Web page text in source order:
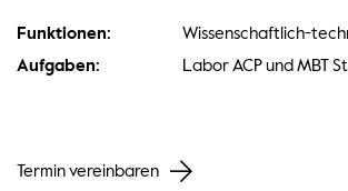
Funktionen:
Wissenschaftlich-
Aufgaben:
Labor ACP und MBT
Termin vereinbaren